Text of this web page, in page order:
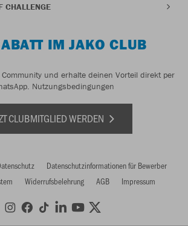
CHALLENGE
IM JAKO CLUB
und erhalte deinen Vorteil direkt per
Nutzungsbedingungen
CLUBMITGLIED WERDEN
Datenschutzinformationen für Bewerber
Widerrufsbelehrung AGB Impressum